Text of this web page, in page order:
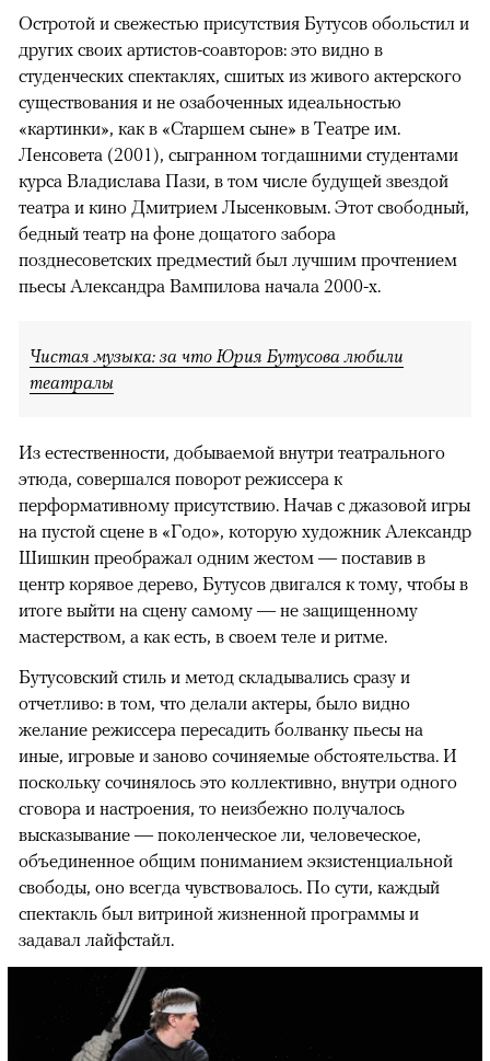
Остротой и свежестью присутствия Бутусов обольстил и
других своих артистов-соавторов: это видно в
студенческих спектаклях, сшитых из живого актерского
существования и не озабоченных идеальностью
«картинки», как в «Старшем сыне» в Театре им.
Ленсовета (2001), сыгранном тогдашними студентами
курса Владислава Пази, в том числе будущей звездой
театра и кино Дмитрием Лысенковым. Этот свободный,
бедный театр на фоне дощатого забора
позднесоветских предместий был лучшим прочтением
пьесы Александра Вампилова начала 2000-х.
Чистая музыка: за что Юрия Бутусова любили
театралы
Из естественности, добываемой внутри театрального
этюда, совершался поворот режиссера к
перформативному присутствию. Начав с джазовой игры
на пустой сцене в «Годо», которую художник Александр
Шишкин преображал одним жестом — поставив в
центр корявое дерево, Бутусов двигался к тому, чтобы в
итоге выйти на сцену самому — не защищенному
мастерством, а как есть, в своем теле и ритме.
Бутусовский стиль и метод складывались сразу и
отчетливо: в том, что делали актеры, было видно
желание режиссера пересадить болванку пьесы на
иные, игровые и заново сочиняемые обстоятельства. И
поскольку сочинялось это коллективно, внутри одного
сговора и настроения, то неизбежно получалось
высказывание — поколенческое ли, человеческое,
объединенное общим пониманием экзистенциальной
свободы, оно всегда чувствовалось. По сути, каждый
спектакль был витриной жизненной программы и
задавал лайфстайл.